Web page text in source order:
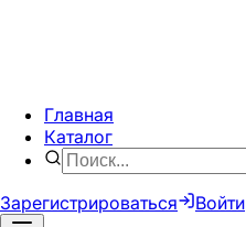
Главная
Каталог
Зарегистрироваться Войти